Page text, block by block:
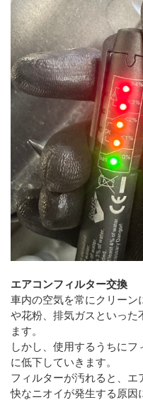
エアコンフィルター交換
車内の空気を常にクリーン
や花粉、排気ガスといった
ます。
しかし、使用するうちに
に低下していきます。
フィルターが汚れると、エ
快なニオイが発生する原因